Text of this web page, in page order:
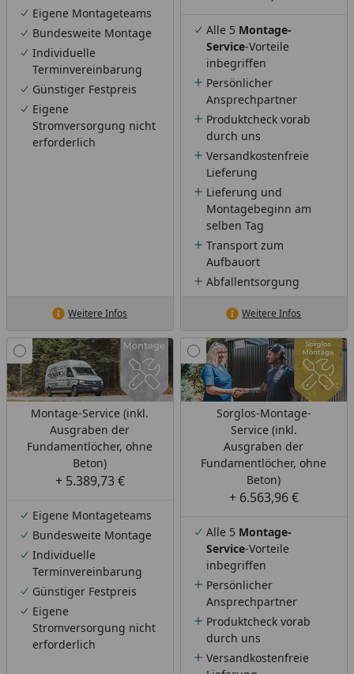
Eigene Montageteams
Bundesweite Montage
Individuelle
Terminvereinbarung
Günstiger Festpreis
Eigene
Stromversorgung nicht
erforderlich
Weitere Infos
Alle 5 Montage-
Service-Vorteile
inbegriffen
Persönlicher
Ansprechpartner
Produktcheck vorab
durch uns
Versandkostenfreie
Lieferung
Lieferung und
Montagebeginn am
selben Tag
Transport zum
Aufbauort
Abfallentsorgung
Weitere Infos
Montage-Service (inkl.
Ausgraben der
Fundamentlöcher, ohne
Beton)
+ 5.389,73 €
Eigene Montageteams
Bundesweite Montage
Individuelle
Terminvereinbarung
Günstiger Festpreis
Eigene
Stromversorgung nicht
erforderlich
Sorglos-Montage-
Service (inkl.
Ausgraben der
Fundamentlöcher, ohne
Beton)
+ 6.563,96 €
Alle 5 Montage-
Service-Vorteile
inbegriffen
Persönlicher
Ansprechpartner
Produktcheck vorab
durch uns
Versandkostenfreie